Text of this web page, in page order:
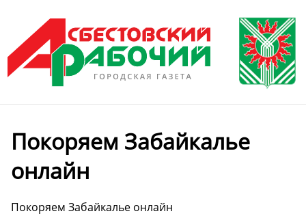
Покоряем Забайкалье
онлайн
Покоряем Забайкалье онлайн